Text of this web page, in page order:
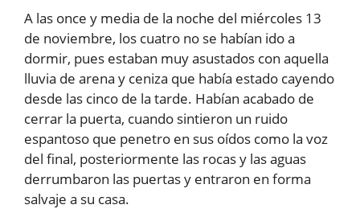
A las once y media de la noche del miércoles 13
de noviembre, los cuatro no se habían ido a
dormir, pues estaban muy asustados con aquella
lluvia de arena y ceniza que había estado cayendo
desde las cinco de la tarde. Habían acabado de
cerrar la puerta, cuando sintieron un ruido
espantoso que penetro en sus oídos como la voz
del final, posteriormente las rocas y las aguas
derrumbaron las puertas y entraron en forma
salvaje a su casa.